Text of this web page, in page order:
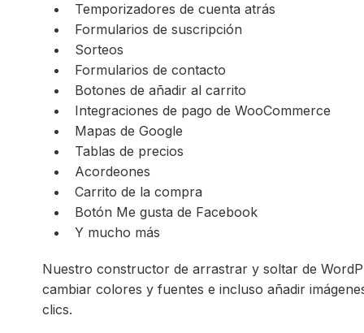
Temporizadores de cuenta atrás
Formularios de suscripción
Sorteos
Formularios de contacto
Botones de añadir al carrito
Integraciones de pago de WooCommerce
Mapas de Google
Tablas de precios
Acordeones
Carrito de la compra
Botón Me gusta de Facebook
Y mucho más
Nuestro constructor de arrastrar y soltar de
cambiar colores y fuentes e incluso añadir
clics.